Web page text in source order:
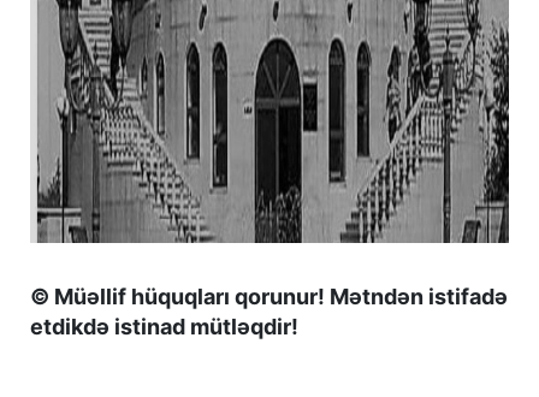
© Müəllif hüquqları qorunur! Mətndən istifadə
etdikdə istinad mütləqdir!